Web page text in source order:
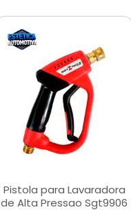
Pistola para Lavaradora
de Alta Pressao Sgt9906